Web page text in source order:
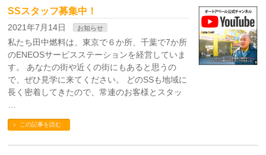
SSスタッフ募集中！
2021年7月14日 お知らせ
私たち田中燃料は、東京で６か所、千葉で7か所
のENEOSサービスステーションを経営していま
す。 あなたの街や近くの街にもあると思うの
で、ぜひ見学に来てください。 どのSSも地域に
長く密着してきたので、常連のお客様とスタッ
…
この記事を読む